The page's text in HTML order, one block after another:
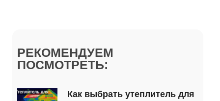
РЕКОМЕНДУЕМ
ПОСМОТРЕТЬ:
Как выбрать утеплитель для